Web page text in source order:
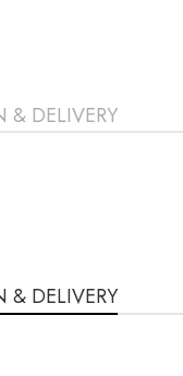
& DELIVERY
& DELIVERY